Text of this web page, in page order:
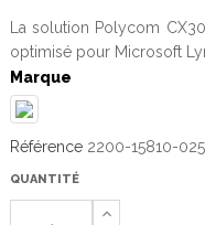
La solution Polycom
optimisé pour Microsoft
Marque
Référence 2200-15810-025
QUANTITÉ